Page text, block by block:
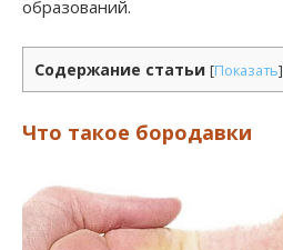
образований.
Содержание статьи [Показать]
Что такое бородавки